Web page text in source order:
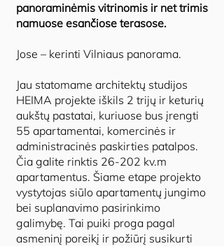
panoraminėmis vitrinomis ir net trimis
namuose esančiose terasose.
Jose – kerinti Vilniaus panorama.
Jau statomame architektų studijos
HEIMA projekte iškils 2 trijų ir keturių
aukštų pastatai, kuriuose bus įrengti
55 apartamentai, komercinės ir
administracinės paskirties patalpos.
Čia galite rinktis 26-202 kv.m
apartamentus. Šiame etape projekto
vystytojas siūlo apartamentų jungimo
bei suplanavimo pasirinkimo
galimybę. Tai puiki proga pagal
asmeninį poreikį ir požiūrį susikurti